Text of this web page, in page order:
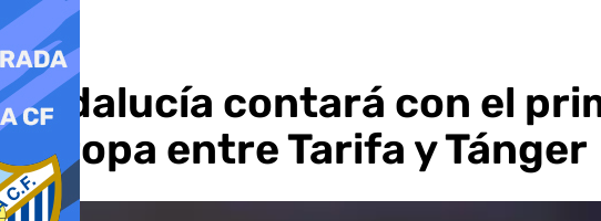
Andalucía contará con el
Europa entre Tarifa y Tánger